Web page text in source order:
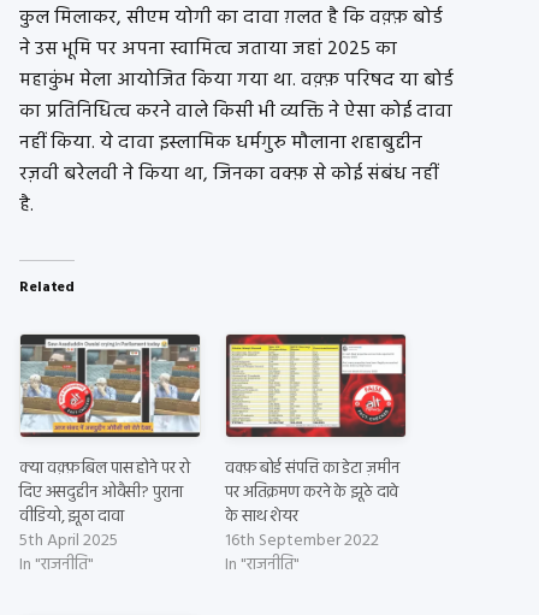
कुल मिलाकर, सीएम योगी का दावा ग़लत है कि वक़्फ़ बोर्ड
ने उस भूमि पर अपना स्वामित्व जताया जहां 2025 का
महाकुंभ मेला आयोजित किया गया था. वक़्फ़ परिषद या बोर्ड
का प्रतिनिधित्व करने वाले किसी भी व्यक्ति ने ऐसा कोई दावा
नहीं किया. ये दावा इस्लामिक धर्मगुरु मौलाना शहाबुद्दीन
रज़वी बरेलवी ने किया था, जिनका वक्फ़ से कोई संबंध नहीं
है.
Related
क्या वक़्फ़ बिल पास होने पर रो
दिए असदुद्दीन ओवैसी? पुराना
वीडियो, झूठा दावा
5th April 2025
In "राजनीति"
वक्फ़ बोर्ड संपत्ति का डेटा ज़मीन
पर अतिक्रमण करने के झूठे दावे
के साथ शेयर
16th September 2022
In "राजनीति"